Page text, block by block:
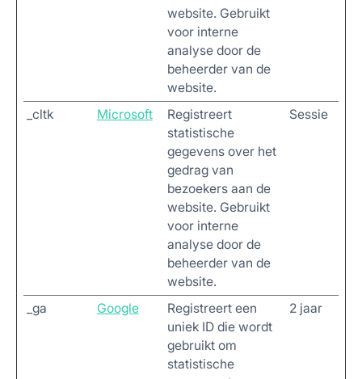
website. Gebruikt
voor interne
analyse door de
beheerder van de
website.
_cltk Microsoft
Registreert
statistische
gegevens over het
gedrag van
bezoekers aan de
website. Gebruikt
voor interne
analyse door de
beheerder van de
website.
Sessie
_ga Google
Registreert een
uniek ID die wordt
gebruikt om
statistische
2 jaar